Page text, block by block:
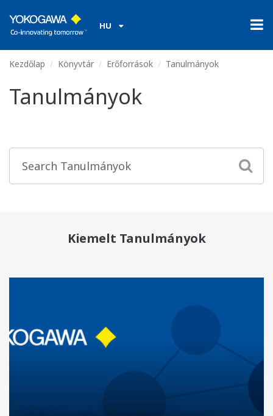
HU
Kezdőlap Könyvtár Erőforrások Tanulmányok
Tanulmányok
Kiemelt Tanulmányok